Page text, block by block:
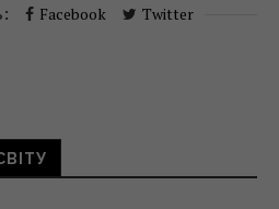
Facebook Twitter